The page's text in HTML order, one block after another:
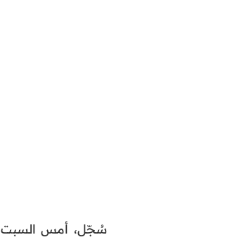
سُجّل، أمس السبت 26 يوليوز 2025، زلزال بلغت قوته 4.7 درجات على